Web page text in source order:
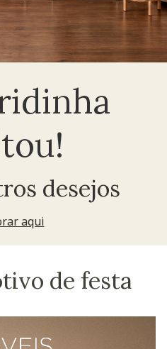
desejos
aqui
de festa